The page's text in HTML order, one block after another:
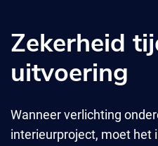
Zekerheid
uitvoering
Wanneer verlichting
interieurproject, moet het